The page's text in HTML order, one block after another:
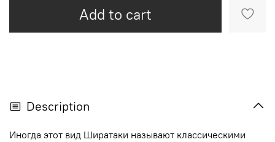
Add to cart
Description
Иногда этот вид Ширатаки называют классическими